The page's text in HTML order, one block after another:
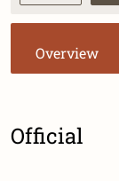
Overview
Official